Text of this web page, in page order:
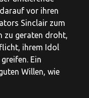
vor ihren
Sinclair zum
zu geraten droht,
ihrem Idol
Ein
Willen, wie